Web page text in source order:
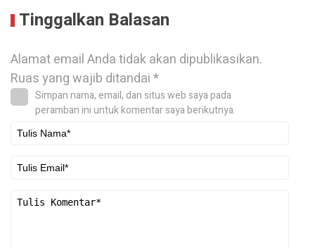
Tinggalkan Balasan
Alamat email Anda tidak akan dipublikasikan.
Ruas yang wajib ditandai*
Simpan nama, email, dan situs web saya pada
peramban ini untuk komentar saya berikutnya.